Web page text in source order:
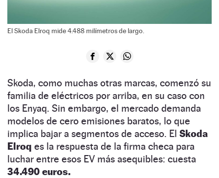
El Skoda Elroq mide 4.488 milímetros de largo.
Skoda, como muchas otras marcas, comenzó su
familia de eléctricos por arriba, en su caso con
los Enyaq. Sin embargo, el mercado demanda
modelos de cero emisiones baratos, lo que
implica bajar a segmentos de acceso. El Skoda
Elroq es la respuesta de la firma checa para
luchar entre esos EV más asequibles: cuesta
34.490 euros.